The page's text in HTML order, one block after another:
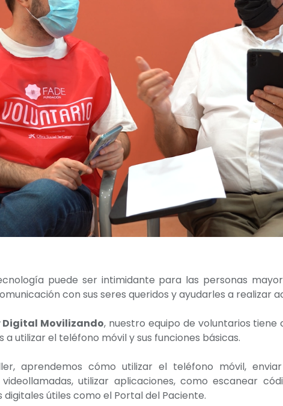
puede ser intimidante para las personas
con sus seres queridos y ayudarles a realizar
Digital Movilizando, nuestro equipo de voluntarios
a utilizar el teléfono móvil y sus funciones básicas.
aprendemos cómo utilizar el teléfono móvil,
utilizar aplicaciones, como escanear
útiles como el Portal del Paciente.